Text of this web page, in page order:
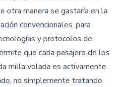
otra manera se gastaría en la
convencionales, para
y protocolos de
que cada pasajero de los
milla volada es activamente
no simplemente tratando